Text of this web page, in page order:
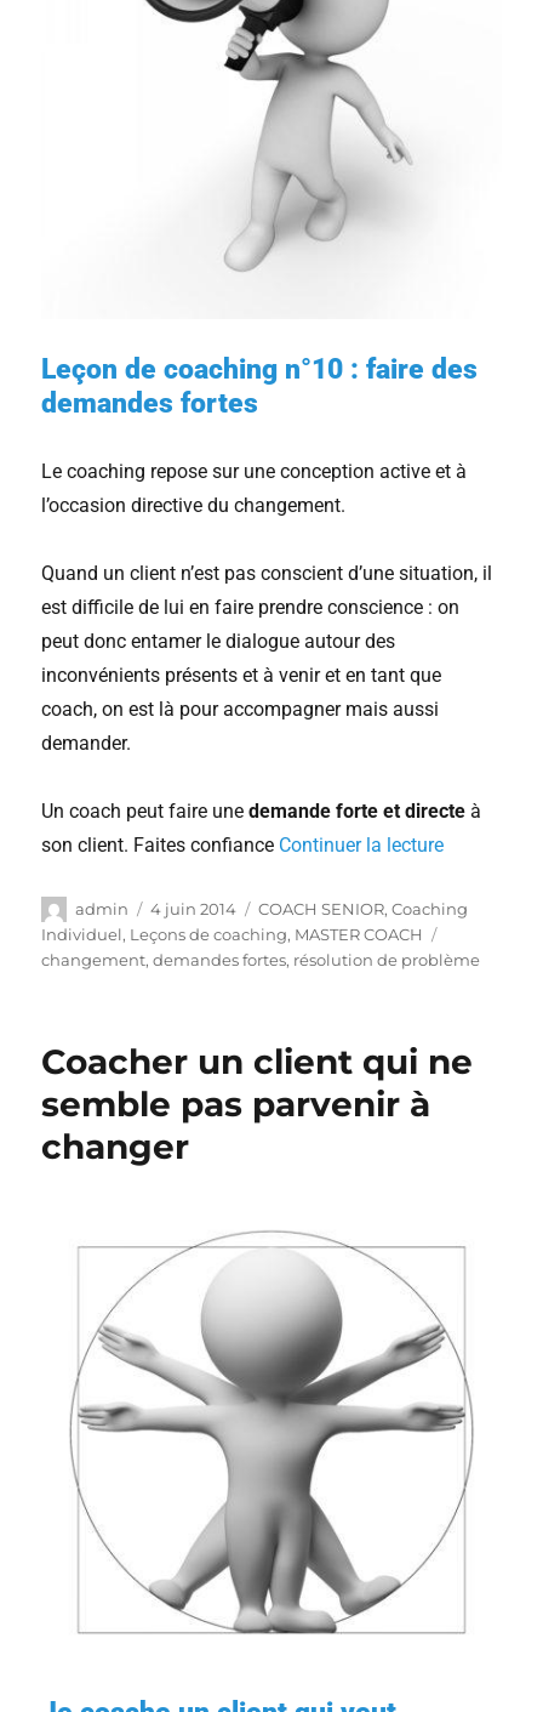
Leçon de coaching n°10 : faire des
demandes fortes
Le coaching repose sur une conception active et à
l’occasion directive du changement.
Quand un client n’est pas conscient d’une situation, il
est difficile de lui en faire prendre conscience : on
peut donc entamer le dialogue autour des
inconvénients présents et à venir et en tant que
coach, on est là pour accompagner mais aussi
demander.
Un coach peut faire unedemande forte et directe à
son client. Faites confiance Continuer la lecture
admin 4 juin 2014 COACH SENIOR,Coaching
Individuel, Leçons de coaching, MASTER COACH
changement,demandes fortes, résolution de problème
Coacher un client qui ne
semble pas parvenir à
changer